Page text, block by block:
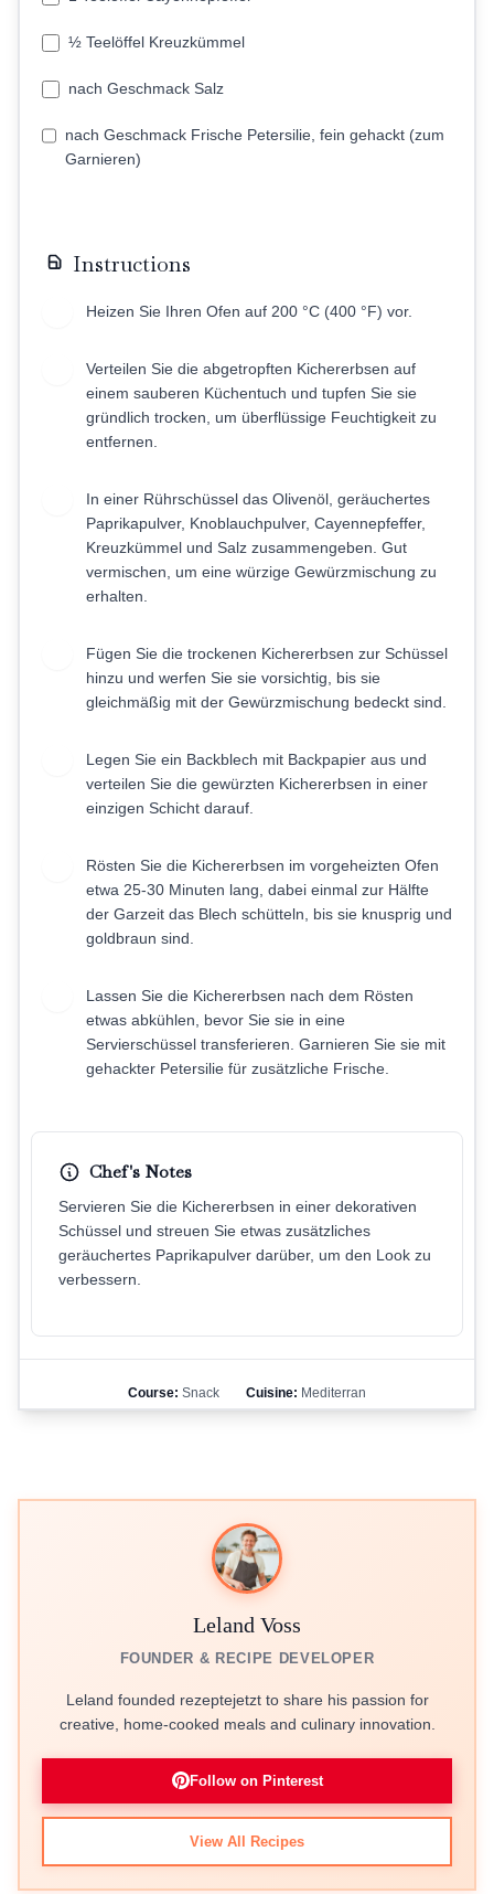
½ Teelöffel Kreuzkümmel
nach Geschmack Salz
nach Geschmack Frische Petersilie, fein gehackt (zum
Garnieren)
Instructions
Heizen Sie Ihren Ofen auf 200 °C (400 °F) vor.
Verteilen Sie die abgetropften Kichererbsen auf
einem sauberen Küchentuch und tupfen Sie sie
gründlich trocken, um überflüssige Feuchtigkeit zu
entfernen.
In einer Rührschüssel das Olivenöl, geräuchertes
Paprikapulver, Knoblauchpulver, Cayennepfeffer,
Kreuzkümmel und Salz zusammengeben. Gut
vermischen, um eine würzige Gewürzmischung zu
erhalten.
Fügen Sie die trockenen Kichererbsen zur Schüssel
hinzu und werfen Sie sie vorsichtig, bis sie
gleichmäßig mit der Gewürzmischung bedeckt sind.
Legen Sie ein Backblech mit Backpapier aus und
verteilen Sie die gewürzten Kichererbsen in einer
einzigen Schicht darauf.
Rösten Sie die Kichererbsen im vorgeheizten Ofen
etwa 25-30 Minuten lang, dabei einmal zur Hälfte
der Garzeit das Blech schütteln, bis sie knusprig und
goldbraun sind.
Lassen Sie die Kichererbsen nach dem Rösten
etwas abkühlen, bevor Sie sie in eine
Servierschüssel transferieren. Garnieren Sie sie mit
gehackter Petersilie für zusätzliche Frische.
Chef's Notes
Servieren Sie die Kichererbsen in einer dekorativen
Schüssel und streuen Sie etwas zusätzliches
geräuchertes Paprikapulver darüber, um den Look zu
verbessern.
Course: Snack Cuisine: Mediterran
Leland Voss
FOUNDER & RECIPE DEVELOPER
Leland founded rezeptejetzt to share his passion for
creative, home-cooked meals and culinary innovation.
Follow on Pinterest
View All Recipes